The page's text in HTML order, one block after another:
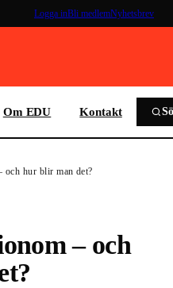
Logga inBli medlemNyhetsbrev
Om EDU Kontakt
och hur blir man det?
– och